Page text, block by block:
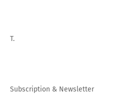
T.
Subscription & Newsletter